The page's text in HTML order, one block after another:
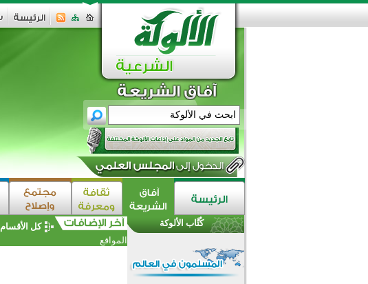
كل الأقسام
المواقع
كُتَّاب الألوكة
اختتام الدورة التاسعة لمسابقة حفظ
وتلاوة القرآن الكريم في أزناكاييف
تيسليتش تختتم برنامجا تعليميا لتعزيز
القيم وبناء الشخصية للشباب
المسلمين
اختتام منافسات قرآنية متميزة في
أكثر من 400 طالب يشاركون في
مسابقة المعلومات الإسلامية
بأستراليا